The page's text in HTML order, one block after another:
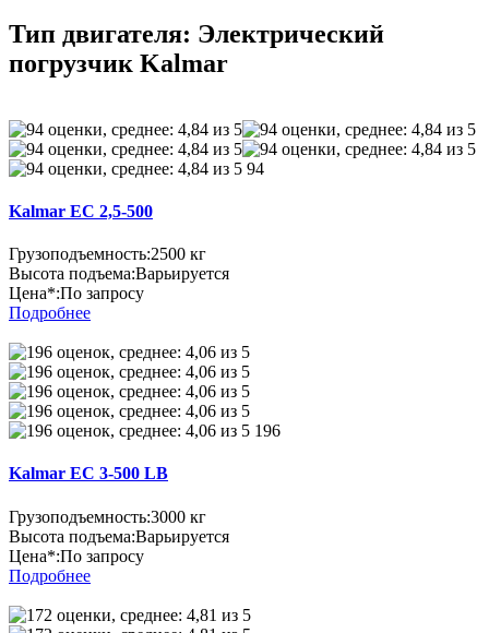
Тип двигателя: Электрический
погрузчик Kalmar
94
Kalmar EC 2,5-500
Грузоподъемность:2500 кг
Высота подъема:Варьируется
Цена*:По запросу
Подробнее
196
Kalmar EC 3-500 LB
Грузоподъемность:3000 кг
Высота подъема:Варьируется
Цена*:По запросу
Подробнее